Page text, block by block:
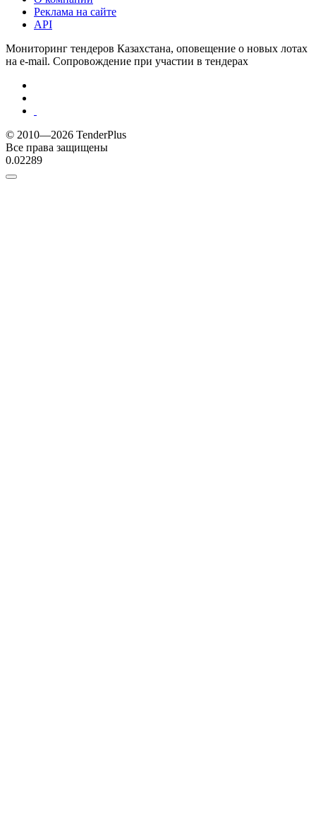
Реклама на сайте
API
Мониторинг тендеров Казахстана, оповещение о новых лотах
на e-mail. Сопровождение при участии в тендерах
© 2010—2026 TenderPlus
Все права защищены
0.02289